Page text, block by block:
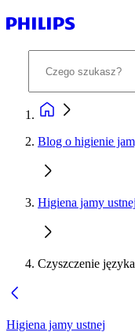
Blog o higienie
Higiena jamy ustnej
Czyszczenie
Higiena jamy ustnej